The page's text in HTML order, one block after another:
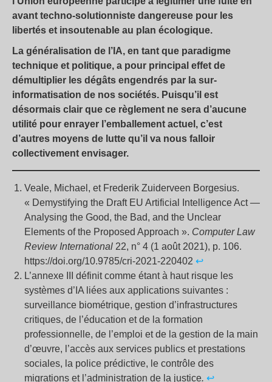
avant techno-solutionniste dangereuse pour les
libertés et insoutenable au plan écologique.
La généralisation de l’IA, en tant que paradigme
technique et politique, a pour principal effet de
démultiplier les dégâts engendrés par la sur-
informatisation de nos sociétés. Puisqu’il est
désormais clair que ce règlement ne sera d’aucune
utilité pour enrayer l’emballement actuel, c’est
d’autres moyens de lutte qu’il va nous falloir
collectivement envisager.
Veale, Michael, et Frederik Zuiderveen Borgesius.
« Demystifying the Draft EU Artificial Intelligence Act —
Analysing the Good, the Bad, and the Unclear
Elements of the Proposed Approach ». Computer Law
Review International 22, n° 4 (1 août 2021), p. 106.
https://doi.org/10.9785/cri-2021-220402 ↩︎
L’annexe III définit comme étant à haut risque les
systèmes d’IA liées aux applications suivantes :
surveillance biométrique, gestion d’infrastructures
critiques, de l’éducation et de la formation
professionnelle, de l’emploi et de la gestion de la main
d’œuvre, l’accès aux services publics et prestations
sociales, la police prédictive, le contrôle des
migrations et l’administration de la justice. ↩︎